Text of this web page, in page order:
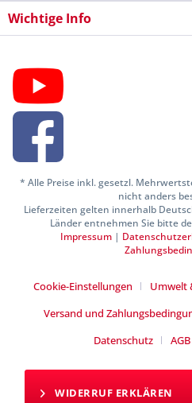
Wichtige Info
* Alle Preise inkl. gesetzl.
nicht anders
Lieferzeiten gelten innerhalb
Länder entnehmen Sie bitte
Impressum |
Cookie-Einstellungen Umwelt
Versand und
Datenschutz
AGB
WIDERRUF ERKLÄREN